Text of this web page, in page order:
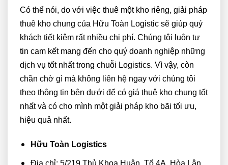
Có thể nói, do với việc thuê một kho riêng, giải pháp
thuê kho chung của Hữu Toàn Logistic sẽ giúp quý
khách tiết kiệm rất nhiều chi phí. Chúng tôi luôn tự
tin cam kết mang đến cho quý doanh nghiệp những
dịch vụ tốt nhất trong chuỗi Logistics. Vì vậy, còn
chần chờ gì mà không liên hệ ngay với chúng tôi
theo thông tin bên dưới để có giá thuê kho chung tốt
nhất và có cho mình một giải pháp kho bãi tối ưu,
hiệu quả nhất.
Hữu Toàn Logistics
Địa chỉ: 5/219 Thủ Khoa Huân, Tổ 4A, Hòa Lân